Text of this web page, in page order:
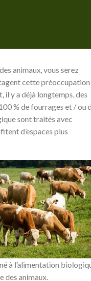
animaux, vous serez
cette préoccupation
il y a déjà longtemps, des
% de fourrages et / ou
sont traités avec
d’espaces plus
à l’alimentation
des animaux.